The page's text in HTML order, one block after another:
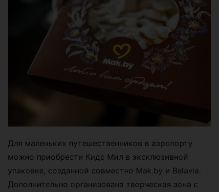
Для маленьких путешественников в аэропорту
можно приобрести Кидс Мил в эксклюзивной
упаковке, созданной совместно Mak.by и Belavia.
Дополнительно организована творческая зона с